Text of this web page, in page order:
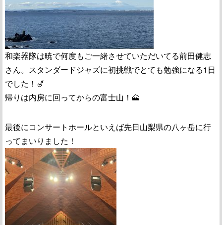
和楽器隊は暁で何度もご一緒させていただいてる前田健志
さん。スタンダードジャズに初挑戦でとても勉強になる1日
でした！🎷
帰りは内房に回ってからの富士山！🗻
最後にコンサートホールといえば先日山梨県の八ヶ岳に行
ってまいりました！